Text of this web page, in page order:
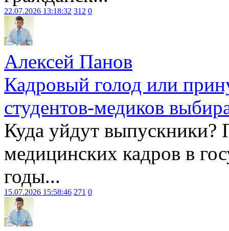
22.07.2026 13:18:32 312 0
Алексей Панов
Кадровый голод или
студентов-медиков
Куда уйдут выпускники?
медицинских кадров в
годы...
15.07.2026 15:58:46 271 0